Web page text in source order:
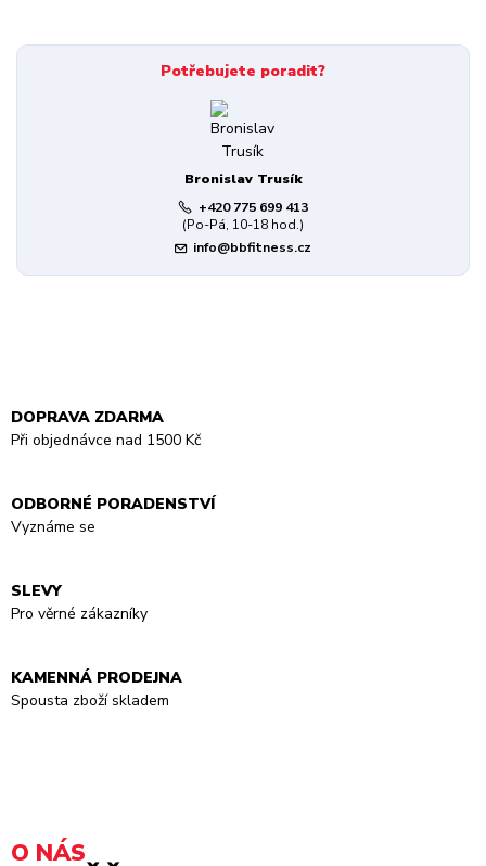
Potřebujete poradit?
Bronislav Trusík
+420 775 699 413
(Po-Pá, 10-18 hod.)
info@bbfitness.cz
DOPRAVA ZDARMA
Při objednávce nad 1500 Kč
ODBORNÉ PORADENSTVÍ
Vyznáme se
SLEVY
Pro věrné zákazníky
KAMENNÁ PRODEJNA
Spousta zboží skladem
O NÁS